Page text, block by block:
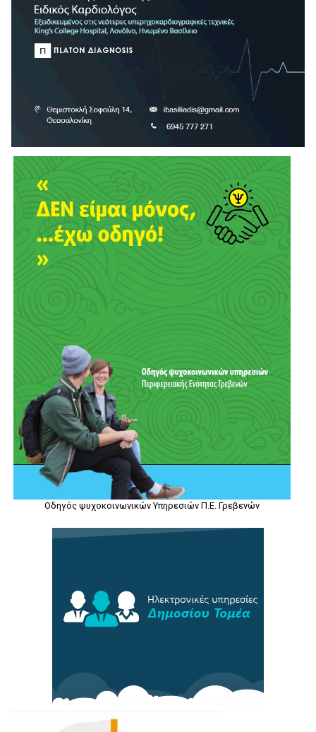
Οδηγός ψυχοκοινωνικών Υπηρεσιών Π.Ε. Γρεβενών